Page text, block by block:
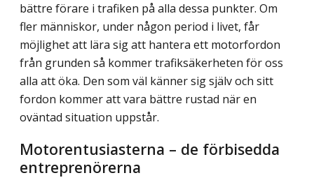
bättre förare i trafiken på alla dessa punkter. Om
fler människor, under någon period i livet, får
möjlighet att lära sig att hantera ett motorfordon
från grunden så kommer trafiksäkerheten för oss
alla att öka. Den som väl känner sig själv och sitt
fordon kommer att vara bättre rustad när en
oväntad situation uppstår.
Motorentusiasterna – de förbisedda
entreprenörerna